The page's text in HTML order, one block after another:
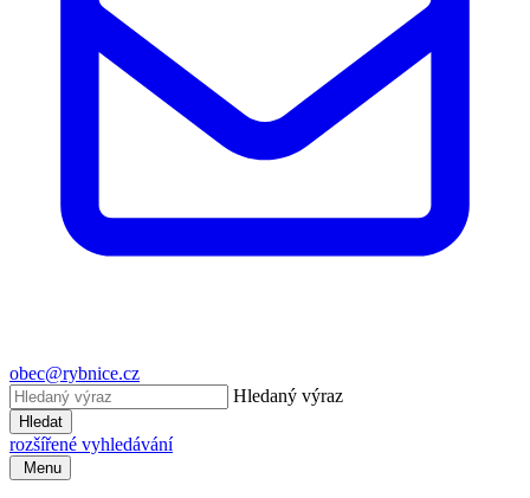
obec@rybnice.cz
Hledaný výraz
Hledat
rozšířené vyhledávání
Menu